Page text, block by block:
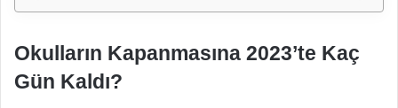
Okulların Kapanmasına 2023’te Kaç
Gün Kaldı?